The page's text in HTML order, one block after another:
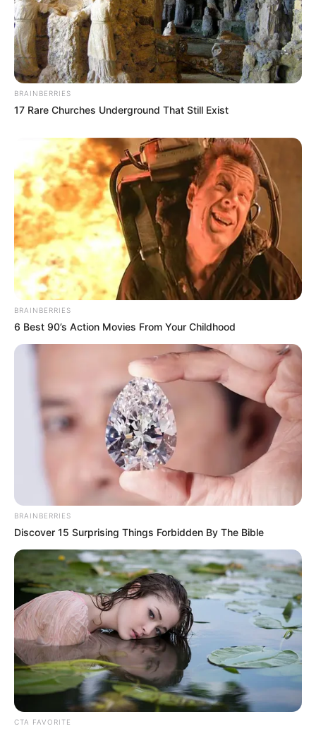
BRAINBERRIES
17 Rare Churches Underground That Still Exist
BRAINBERRIES
6 Best 90’s Action Movies From Your Childhood
BRAINBERRIES
Discover 15 Surprising Things Forbidden By The Bible
CTA FAVORITE